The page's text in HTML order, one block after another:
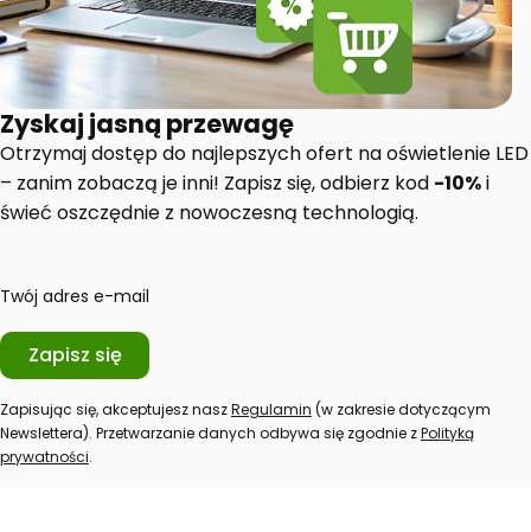
Zyskaj jasną przewagę
Otrzymaj dostęp do najlepszych ofert na oświetlenie LED
– zanim zobaczą je inni! Zapisz się, odbierz kod -10%i
świeć oszczędnie z nowoczesną technologią.
Twój adres e-mail
Zapisz się
Zapisując się, akceptujesz naszRegulamin (w zakresie dotyczącym
Newslettera). Przetwarzanie danych odbywa się zgodnie zPolityką
prywatności.